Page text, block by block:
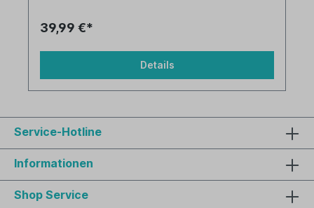
Ideal zur Klimakontrolle in den Innenräumen
Unterstützung, um Heizenergie einzusparen
39,99 €*
Details
Service-Hotline
Informationen
Shop Service